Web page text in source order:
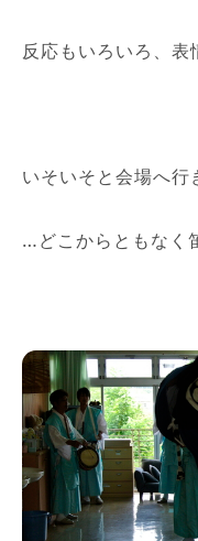
反応もいろいろ、
いそいそと会場へ
…どこからともなく